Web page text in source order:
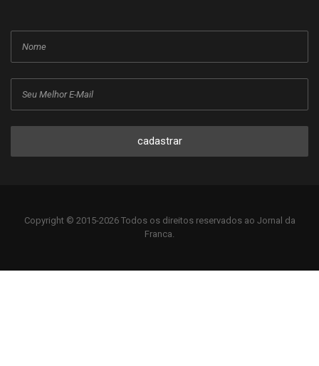
cadastrar
Copyright © 2015-2026 Todos os direitos reservados ao Jornal da
Franca.